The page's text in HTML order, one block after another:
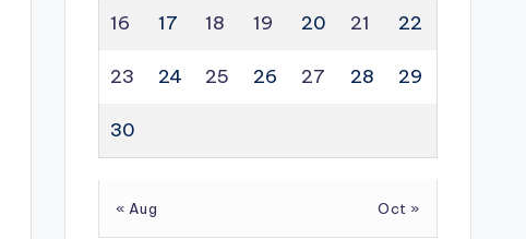
16 17 18 19 20 21 22
23 24 25 26 27 28 29
30
« Aug Oct »